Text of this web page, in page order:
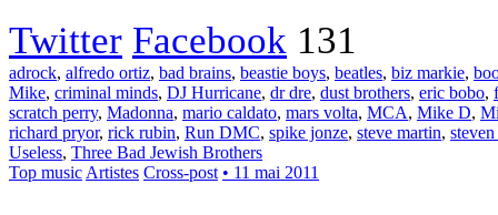
Twitter Facebook 131
adrock, alfredo ortiz, bad brains, beastie boys, beatles, biz markie,
Mike, criminal minds, DJ Hurricane, dr dre, dust brothers, eric bobo,
scratch perry, Madonna, mario caldato, mars volta, MCA, Mike D,
richard pryor, rick rubin, Run DMC, spike jonze, steve martin,
Useless, Three Bad Jewish Brothers
Top musicArtistes Cross-post • 11 mai 2011